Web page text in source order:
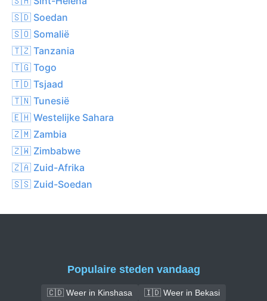
🇸🇩 Soedan
🇸🇴 Somalië
🇹🇿 Tanzania
🇹🇬 Togo
🇹🇩 Tsjaad
🇹🇳 Tunesië
🇪🇭 Westelijke Sahara
🇿🇲 Zambia
🇿🇼 Zimbabwe
🇿🇦 Zuid-Afrika
🇸🇸 Zuid-Soedan
Populaire steden vandaag
🇨🇩 Weer in Kinshasa
🇮🇩 Weer in Bekasi